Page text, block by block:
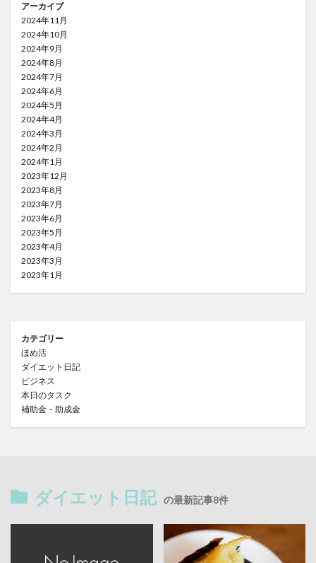
アーカイブ
2024年11月
2024年10月
2024年9月
2024年8月
2024年7月
2024年6月
2024年5月
2024年4月
2024年3月
2024年2月
2024年1月
2023年12月
2023年8月
2023年7月
2023年6月
2023年5月
2023年4月
2023年3月
2023年1月
カテゴリー
ほめ活
ダイエット日記
ビジネス
本日のタスク
補助金・助成金
ダイエット日記 の最新記事8件